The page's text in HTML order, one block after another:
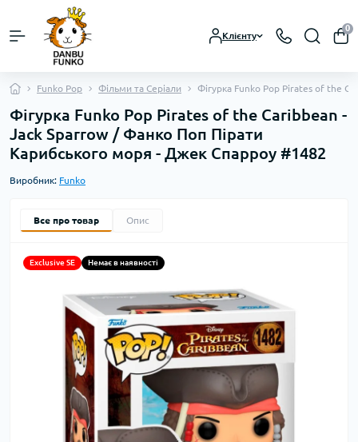
Клієнту
0
Funko Pop Фільми та Серіали Фігурка Funko Pop Pirates of the
Фігурка Funko Pop Pirates of the Caribbean -
Jack Sparrow / Фанко Поп Пірати
Карибського моря - Джек Спарроу #1482
Виробник: Funko
Все про товар Опис
Exclusive SE Немає в наявності